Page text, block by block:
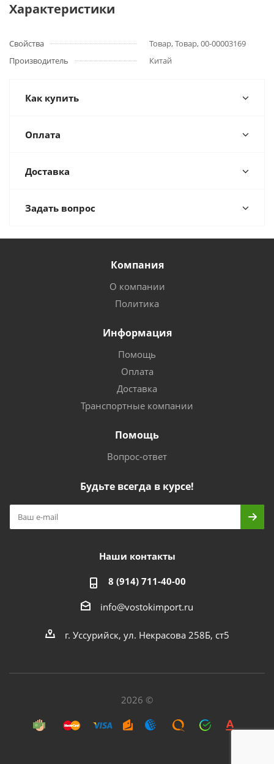
Характеристики
Свойства
Товар, Товар, 00-00003169
Производитель
Китай
Как купить
Оплата
Доставка
Задать вопрос
Компания
О компании
Политика
Информация
Помощь
Оплата
Доставка
Транспортные компании
Помощь
Вопрос-ответ
Будьте всегда в курсе!
Наши контакты
8 (914) 711-40-00
info@vostokimport.ru
г. Уссурийск, ул. Некрасова 258Б, ст5
2026 ©